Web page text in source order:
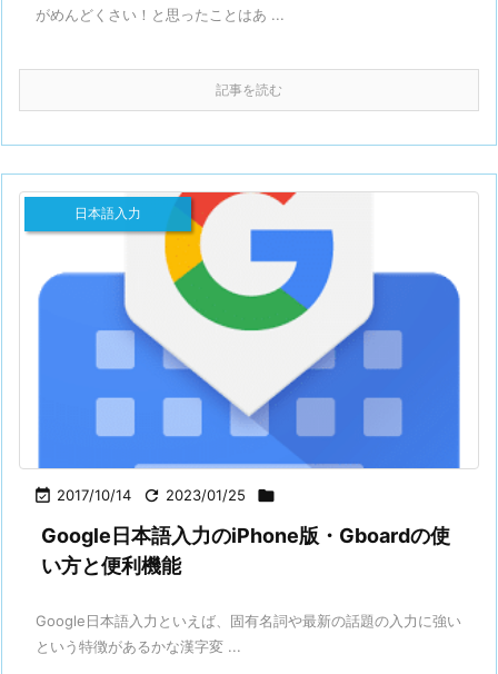
がめんどくさい！と思ったことはあ ...
記事を読む
 2017/10/14  2023/01/25 
日本語入力
Google日本語入力のiPhone版・Gboardの使
い方と便利機能
Google日本語入力といえば、固有名詞や最新の話題の入力に強い
という特徴があるかな漢字変 ...